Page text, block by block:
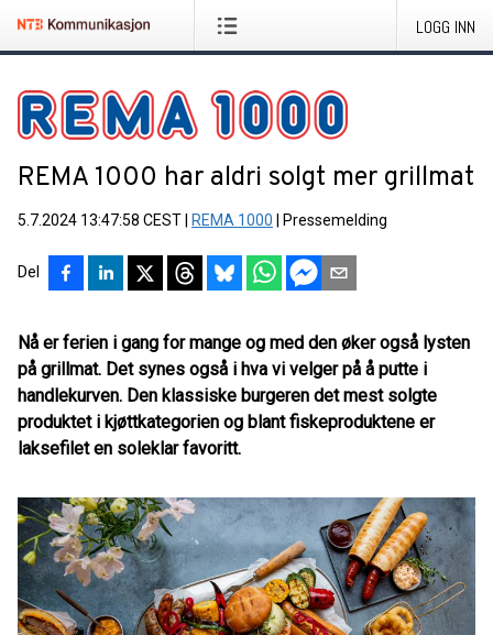
LOGG INN
REMA 1000 har aldri solgt mer grillmat
5.7.2024 13:47:58 CEST REMA 1000 Pressemelding
Del
Nå er ferien i gang for mange og med den øker også lysten
på grillmat. Det synes også i hva vi velger på å putte i
handlekurven. Den klassiske burgeren det mest solgte
produktet i kjøttkategorien og blant fiskeproduktene er
laksefilet en soleklar favoritt.